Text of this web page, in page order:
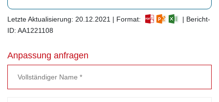
Letzte Aktualisierung: 20.12.2021 | Format:
| Bericht-
ID: AA1221108
Anpassung anfragen